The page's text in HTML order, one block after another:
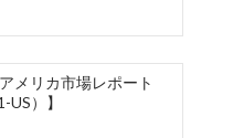
メリカ市場レポート
US）】